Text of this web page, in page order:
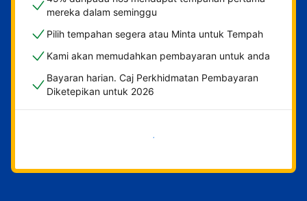
mereka dalam seminggu
Pilih tempahan segera atau Minta untuk Tempah
Kami akan memudahkan pembayaran untuk anda
Bayaran harian. Caj Perkhidmatan Pembayaran
Diketepikan untuk 2026
Mulakan sekarang